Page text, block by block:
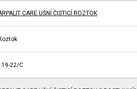
CARE UŠNÍ ČISTICÍ ROZTOK
22/C